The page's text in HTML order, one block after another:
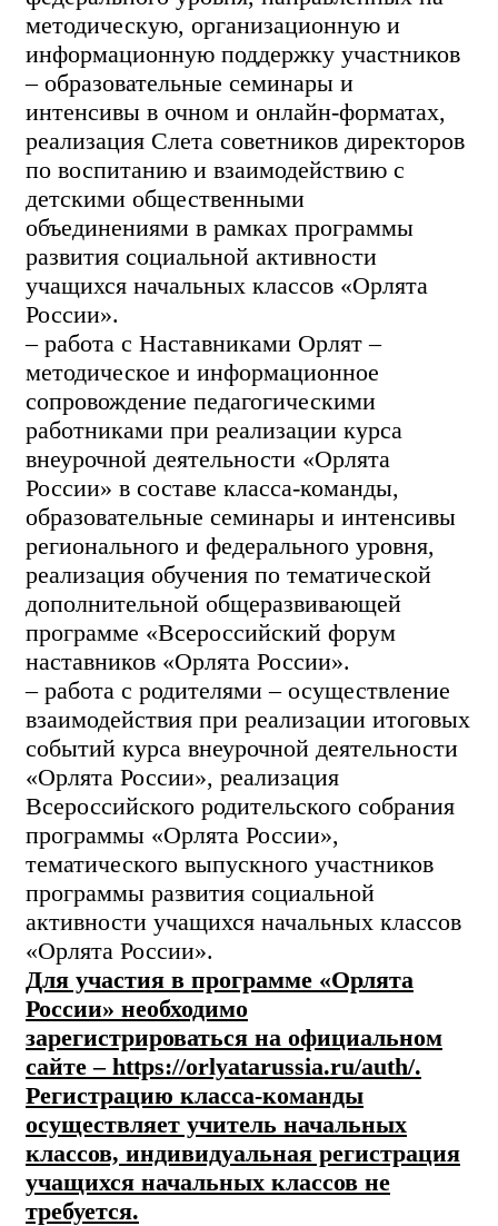
методическую, организационную и
информационную поддержку участников
– образовательные семинары и
интенсивы в очном и онлайн-форматах,
реализация Слета советников директоров
по воспитанию и взаимодействию с
детскими общественными
объединениями в рамках программы
развития социальной активности
учащихся начальных классов «Орлята
России».
– работа с Наставниками Орлят –
методическое и информационное
сопровождение педагогическими
работниками при реализации курса
внеурочной деятельности «Орлята
России» в составе класса-команды,
образовательные семинары и интенсивы
регионального и федерального уровня,
реализация обучения по тематической
дополнительной общеразвивающей
программе «Всероссийский форум
наставников «Орлята России».
– работа с родителями – осуществление
взаимодействия при реализации итоговых
событий курса внеурочной деятельности
«Орлята России», реализация
Всероссийского родительского собрания
программы «Орлята России»,
тематического выпускного участников
программы развития социальной
активности учащихся начальных классов
«Орлята России».
Для участия в программе «Орлята
России» необходимо
зарегистрироваться на официальном
сайте – https://orlyatarussia.ru/auth/.
Регистрацию класса-команды
осуществляет учитель начальных
классов, индивидуальная регистрация
учащихся начальных классов не
требуется.